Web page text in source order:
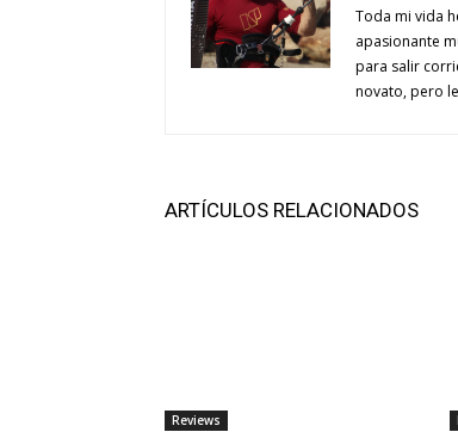
Toda mi vida
apasionante
para salir
novato, pero
ARTÍCULOS RELACIONADOS
Reviews